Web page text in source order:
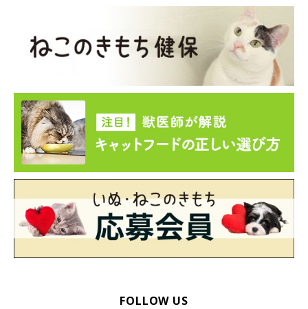
れしさのレベルも高いといえるでしょう。
いかがでしたか？ 猫の気持ちを人にたとえてみると、そんな気
持ちだったのか！ なんて新発見ができることも。みなさんも愛
猫の行動を人にたとえて気持ちを妄想してみては？♡
参考／ねこのきもち17年11月号「猫の「うれしい！」を人にた
とえてみたら…」
文／Carrie-the-cat
FOLLOW US